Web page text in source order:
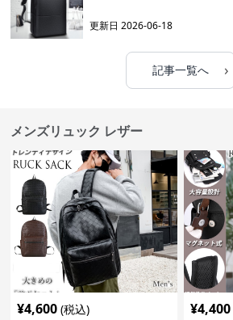
更新日2026-06-18
記事一覧へ ›
メンズリュック レザー
¥4,600 (税込) ¥4,400